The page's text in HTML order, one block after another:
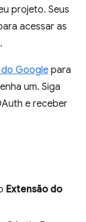
projeto. Seus
acessar as
Google para
um. Siga
e receber
Extensão do